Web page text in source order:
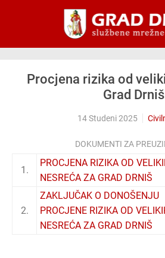
Skip to main content
Procjena rizika od
Grad Drniš
14 Studeni 2025
DOKUMENTI ZA
1.
PROCJENA RIZIKA OD
NESREĆA ZA GRAD DRNIŠ
2.
ZAKLJUČAK O DONOŠENJU
PROCJENE RIZIKA OD
NESREĆA ZA GRAD DRNIŠ